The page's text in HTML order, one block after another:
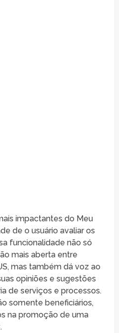
impactantes do Meu
de o usuário avaliar os
funcionalidade não só
mais aberta entre
mas também dá voz ao
opiniões e sugestões
de serviços e processos.
somente beneficiários,
na promoção de uma